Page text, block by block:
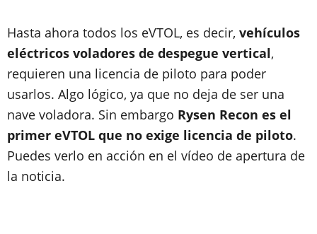
Hasta ahora todos los eVTOL, es decir, vehículos
eléctricos voladores de despegue vertical,
requieren una licencia de piloto para poder
usarlos. Algo lógico, ya que no deja de ser una
nave voladora. Sin embargo Rysen Recon es el
primer eVTOL que no exige licencia de piloto.
Puedes verlo en acción en el vídeo de apertura de
la noticia.